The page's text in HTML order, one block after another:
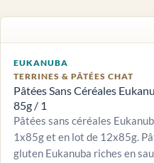
EUKANUBA
TERRINES & PÂTÉES CHAT
Pâtées Sans Céréales
85g / 1
Pâtées sans céréales
1x85g et en lot de 12x85g.
gluten Eukanuba riches en